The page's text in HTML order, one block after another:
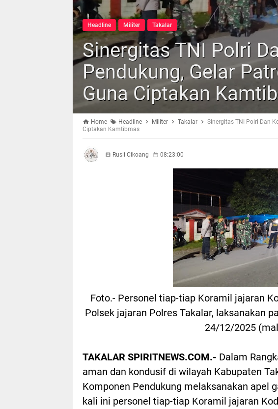
Headline Militer Takalar
Sinergitas TNI Polri
Pendukung, Gelar
Guna Ciptakan
Home Headline Militer Takalar
Sinergitas TNI Polri Dan
Ciptakan Kamtibmas
Rusli Cikoang 08:23:00
Foto.- Personel tiap-tiap Koramil jajaran
Polsek jajaran Polres Takalar, laksanakan
24/12/2025
TAKALAR SPIRITNEWS.COM.- Dalam
aman dan kondusif di wilayah Kabupaten
Komponen Pendukung melaksanakan apel
kali ini personel tiap-tiap Koramil jajaran